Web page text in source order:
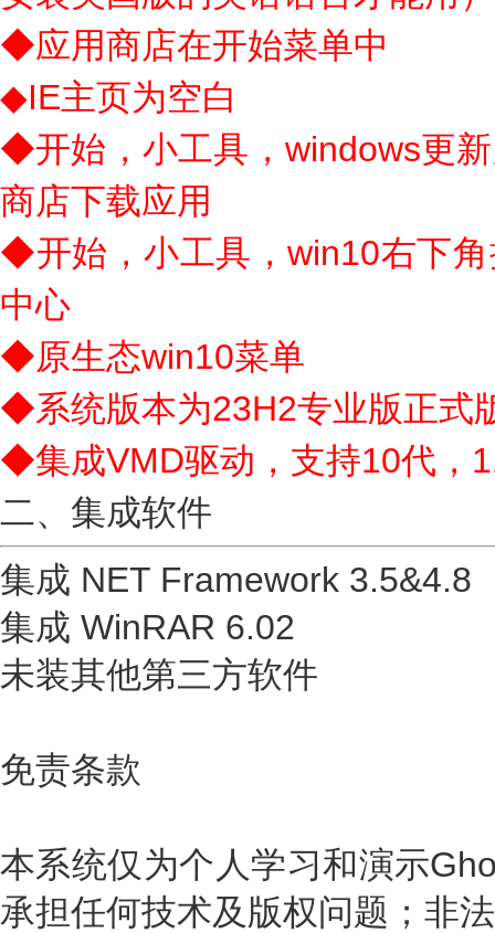
◆应用商店在开始菜单中
◆IE主页为空白
◆开始，小工具，windows更
商店下载应用
◆开始，小工具，win10右下
中心
◆原生态win10菜单
◆系统版本为23H2专业版正式
◆集成VMD驱动，支持10代，
二、集成软件
集成 NET Framework 3.5&4.8
集成 WinRAR 6.02
未装其他第三方软件
免责条款
本系统仅为个人学习和演示
承担任何技术及版权问题；非